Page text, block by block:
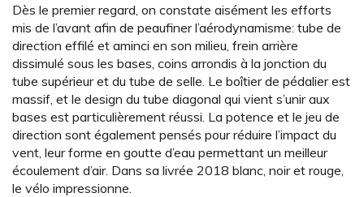
Dès le premier regard, on constate aisément les efforts
mis de l’avant afin de peaufiner l’aérodynamisme: tube de
direction effilé et aminci en son milieu, frein arrière
dissimulé sous les bases, coins arrondis à la jonction du
tube supérieur et du tube de selle. Le boîtier de pédalier est
massif, et le design du tube diagonal qui vient s’unir aux
bases est particulièrement réussi. La potence et le jeu de
direction sont également pensés pour réduire l’impact du
vent, leur forme en goutte d’eau permettant un meilleur
écoulement d’air. Dans sa livrée 2018 blanc, noir et rouge,
le vélo impressionne.